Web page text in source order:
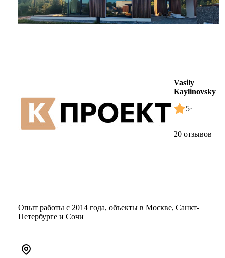
Vasily
Kaylinovsky
5·
20 отзывов
Опыт работы с 2014 года, объекты в Москве, Санкт-
Петербурге и Сочи